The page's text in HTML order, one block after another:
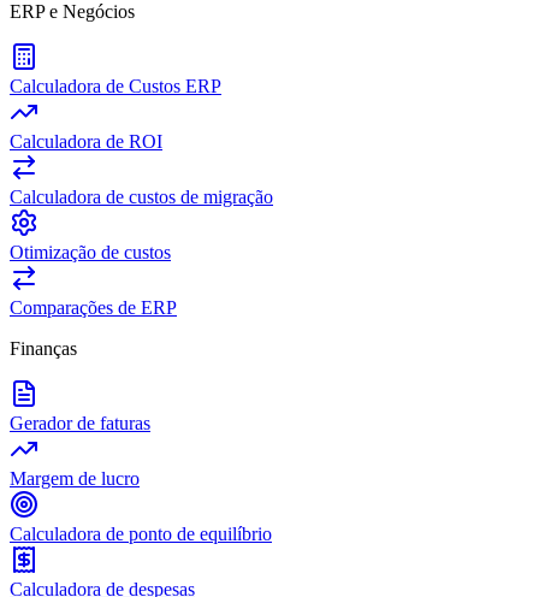
ERP e Negócios
Calculadora de Custos ERP
Calculadora de ROI
Calculadora de custos de migração
Otimização de custos
Comparações de ERP
Finanças
Gerador de faturas
Margem de lucro
Calculadora de ponto de equilíbrio
Calculadora de despesas